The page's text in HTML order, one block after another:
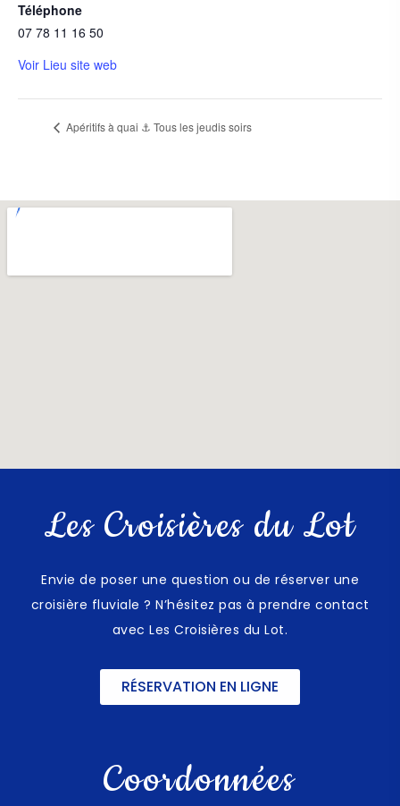
Téléphone
07 78 11 16 50
Voir Lieu site web
Apéritifs à quai ⚓ Tous les jeudis soirs
Les Croisières du Lot
Envie de poser une question ou de réserver une
croisière fluviale ? N’hésitez pas à prendre contact
avec Les Croisières du Lot.
RÉSERVATION EN LIGNE
Coordonnées